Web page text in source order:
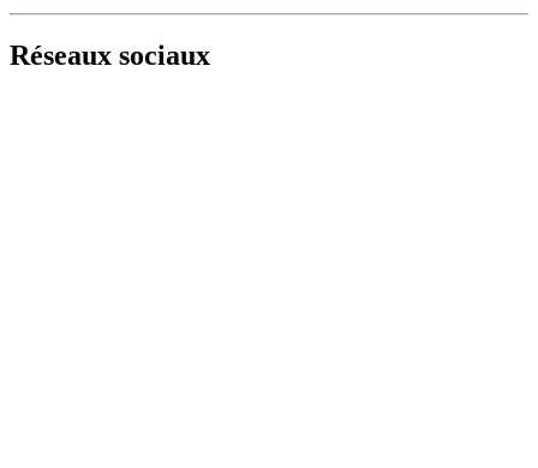
Réseaux sociaux